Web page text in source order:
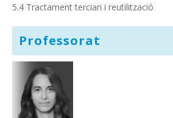
5.4 Tractament terciari i reutilització
Professorat